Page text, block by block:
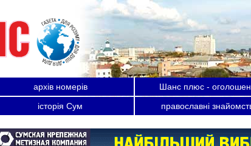
архів номерів Шанс плюс -
історія Сум православні